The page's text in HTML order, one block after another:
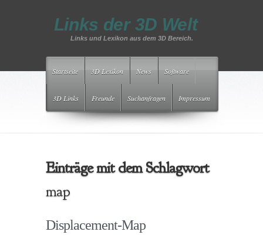
Links der 3D Welt
Links und Lexikon aus dem 3D Bereich.
Startseite 3D Lexikon News Software
3D Links Freunde Suchanfragen Impressum
Einträge mit dem Schlagwort
map
Displacement-Map